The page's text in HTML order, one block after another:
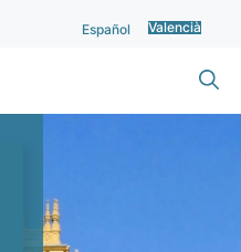
Español Valencià